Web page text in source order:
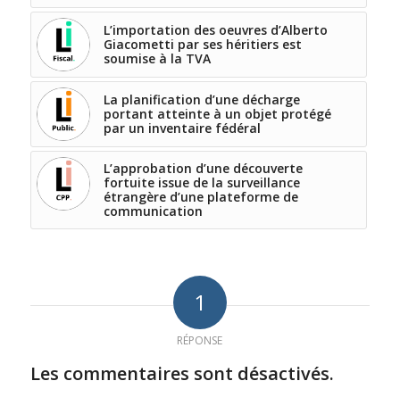
L’importation des oeuvres d’Alberto
Giacometti par ses héritiers est
soumise à la TVA
La planification d’une décharge
portant atteinte à un objet protégé
par un inventaire fédéral
L’approbation d’une découverte
fortuite issue de la surveillance
étrangère d’une plateforme de
communication
1
RÉPONSE
Les commentaires sont désactivés.